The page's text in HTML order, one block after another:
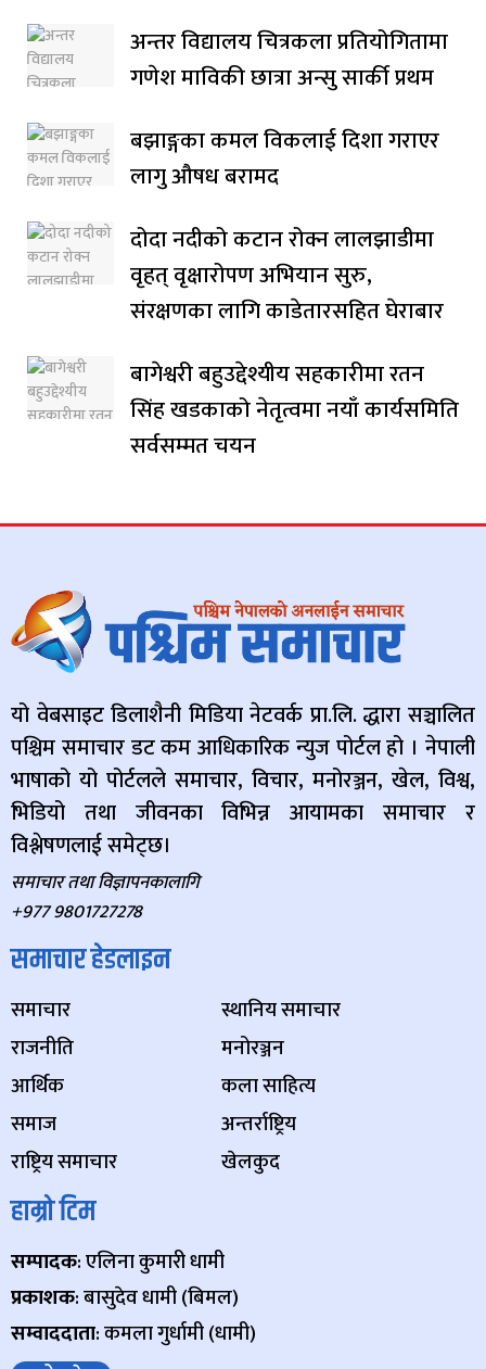
अन्तर विद्यालय चित्रकला प्रतियोगितामा
गणेश माविकी छात्रा अन्सु सार्की प्रथम
बझाङ्गका कमल विकलाई दिशा गराएर
लागु औषध बरामद
दोदा नदीको कटान रोक्न लालझाडीमा
वृहत् वृक्षारोपण अभियान सुरु,
संरक्षणका लागि काडेतारसहित घेराबार
बागेश्वरी बहुउद्देश्यीय सहकारीमा रतन
सिंह खडकाको नेतृत्वमा नयाँ कार्यसमिति
सर्वसम्मत चयन
यो वेबसाइट डिलाशैनी मिडिया नेटवर्क प्रा.लि. द्धारा सञ्चालित
पश्चिम समाचार डट कम आधिकारिक न्युज पोर्टल हो । नेपाली
भाषाको यो पोर्टलले समाचार, विचार, मनोरञ्जन, खेल, विश्व,
भिडियो तथा जीवनका विभिन्न आयामका समाचार र
विश्लेषणलाई समेट्छ।
समाचार तथा विज्ञापनकालागि
+977 9801727278
समाचार हेडलाइन
समाचार
राजनीति
आर्थिक
समाज
राष्ट्रिय समाचार
स्थानिय समाचार
मनोरञ्जन
कला साहित्य
अन्तर्राष्ट्रिय
खेलकुद
हाम्रो टिम
सम्पादक: एलिना कुमारी धामी
प्रकाशक: बासुदेव धामी (बिमल)
सम्वाददाता: कमला गुर्धामी (धामी)